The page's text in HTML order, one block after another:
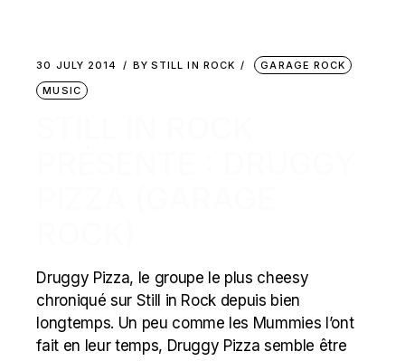
30 JULY 2014 BY STILL IN ROCK
GARAGE ROCK
MUSIC
Druggy Pizza, le groupe le plus cheesy
chroniqué sur Still in Rock depuis bien
longtemps. Un peu comme les Mummies l’ont
fait en leur temps, Druggy Pizza semble être